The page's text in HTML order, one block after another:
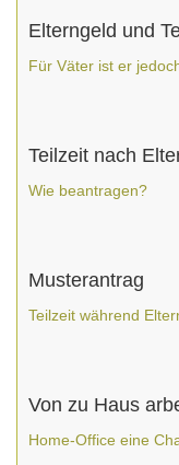
Elterngeld und
Für Väter ist er
Teilzeit nach
Wie beantragen?
Musterantrag
Teilzeit während
Von zu Haus
Home-Office eine